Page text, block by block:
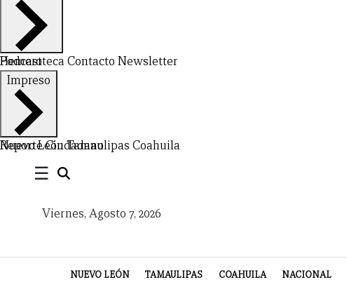
Hemeroteca Contacto Newsletter
Podcast
Impreso
Nuevo LeónTamaulipas Coahuila
Reporte Ciudadano
☰
Viernes, Agosto 7, 2026
NUEVO LEÓN TAMAULIPAS COAHUILA NACIONAL
VIDA